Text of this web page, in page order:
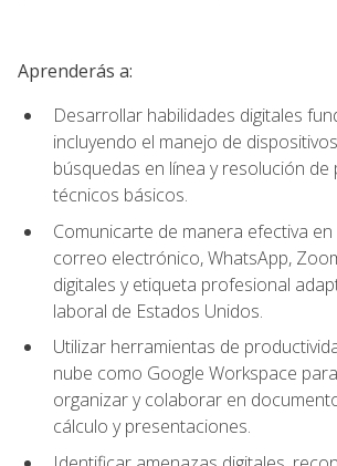
Aprenderás a:
Desarrollar habilidades digitales
incluyendo el manejo de
búsquedas en línea y resolución de
técnicos básicos.
Comunicarte de manera efectiva
correo electrónico, WhatsApp,
digitales y etiqueta profesional
laboral de Estados Unidos.
Utilizar herramientas de
nube como Google Workspace
organizar y colaborar en
cálculo y presentaciones.